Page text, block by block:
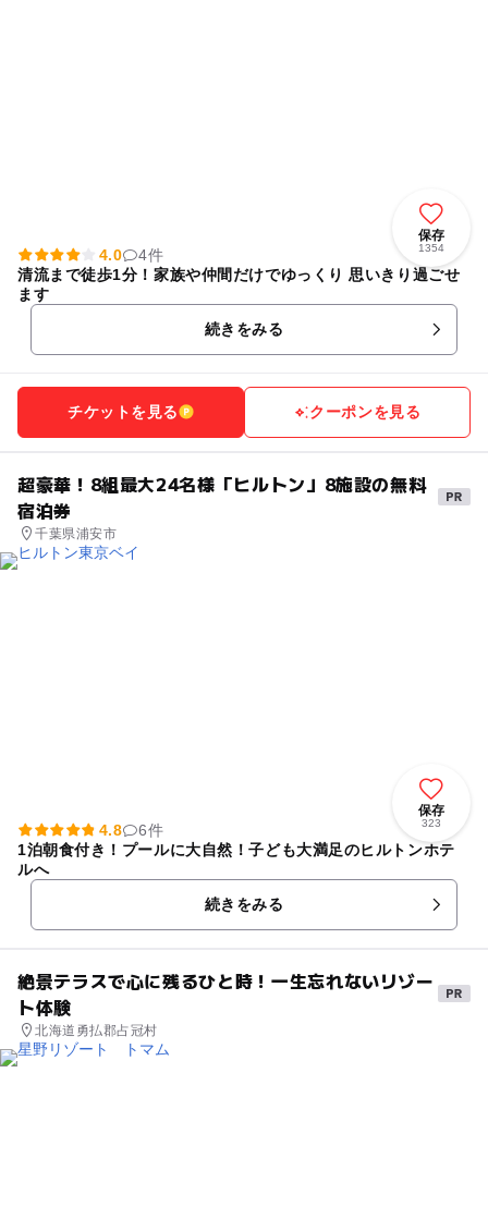
保存
1354
4.0
4件
清流まで徒歩1分！家族や仲間だけでゆっくり 思いきり過ごせ
ます
続きをみる
チケットを見る クーポンを見る
超豪華！8組最大24名様「ヒルトン」8施設の無料
宿泊券
千葉県浦安市
保存
323
4.8
6件
1泊朝食付き！プールに大自然！子ども大満足のヒルトンホテ
ルへ
続きをみる
絶景テラスで心に残るひと時！一生忘れないリゾー
ト体験
北海道勇払郡占冠村